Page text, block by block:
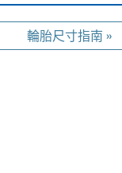
輪胎尺寸指南 »